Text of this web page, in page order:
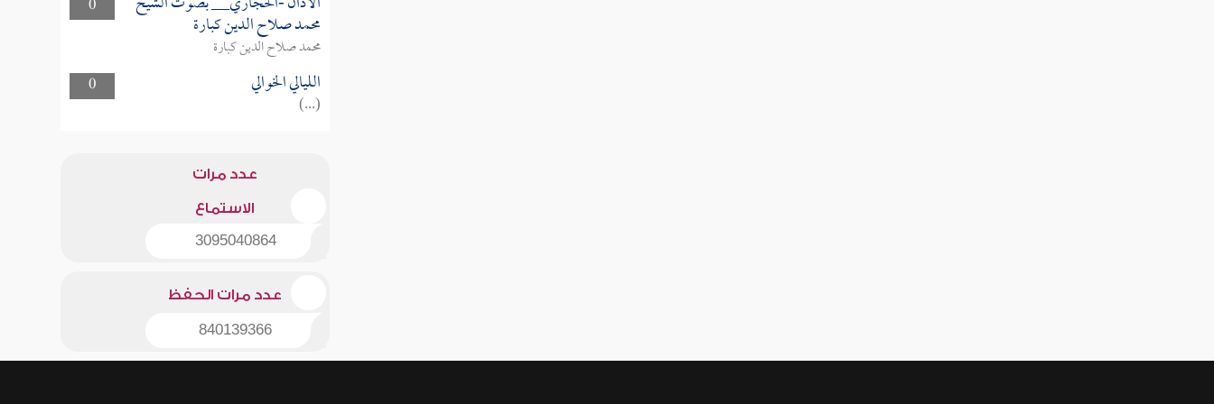
0
محمد صلاح الدين كبارة
محمد صلاح الدين كبارة
0
الليالي الخوالي
(...)
عدد مرات
الاستماع
3095040864
عدد مرات الحفظ
840139366